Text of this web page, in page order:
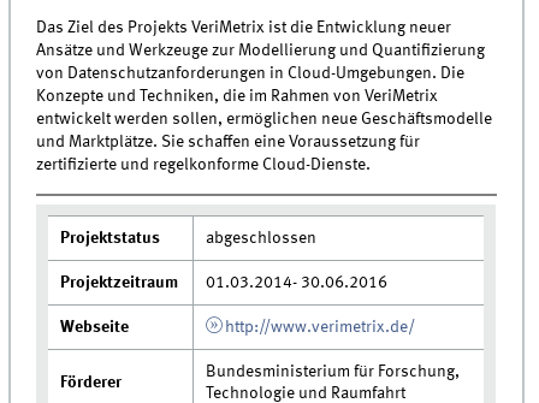
Das Ziel des Projekts VeriMetrix ist die Entwicklung neuer
Ansätze und Werkzeuge zur Modellierung und Quantifizierung
von Datenschutzanforderungen in Cloud-Umgebungen. Die
Konzepte und Techniken, die im Rahmen von VeriMetrix
entwickelt werden sollen, ermöglichen neue Geschäftsmodelle
und Marktplätze. Sie schaffen eine Voraussetzung für
zertifizierte und regelkonforme Cloud-Dienste.
Projektstatus abgeschlossen
Projektzeitraum 01.03.2014- 30.06.2016
Webseite http://www.verimetrix.de/
Förderer
Bundesministerium für Forschung,
Technologie und Raumfahrt